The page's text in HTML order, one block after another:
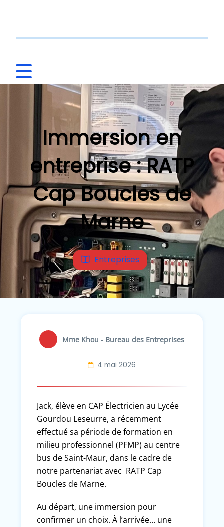
Immersion en
entreprise : RATP
Cap Boucles de
Marne
Entreprises
Mme Khou - Bureau des Entreprises
4 mai 2026
Jack, élève en CAP Électricien au Lycée
Gourdou Leseurre, a récemment
effectué sa période de formation en
milieu professionnel (PFMP) au centre
bus de Saint-Maur, dans le cadre de
notre partenariat avec RATP Cap
Boucles de Marne.
Au départ, une immersion pour
confirmer un choix. À l’arrivée… une